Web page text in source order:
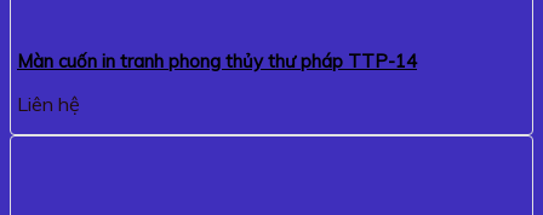
Màn cuốn in tranh phong thủy thư pháp TTP-14
Liên hệ